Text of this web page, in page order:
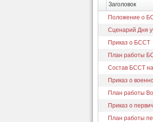
Заголовок
Положение о
Сценарий Дня
Приказ о БССТ
План работы
Состав БССТ
Приказ о
План работы
Приказ о
План работы